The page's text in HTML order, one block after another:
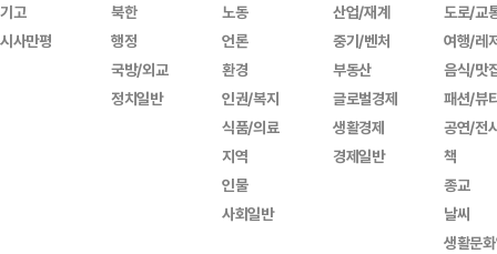
기고
시사만평
북한
행정
국방/외교
정치일반
노동
언론
환경
인권/복지
식품/의료
지역
인물
사회일반
산업/재계
중기/벤처
부동산
글로벌경제
생활경제
경제일반
도로/교
여행/레
음식/맛
패션/뷰
공연/전
책
종교
날씨
생활문